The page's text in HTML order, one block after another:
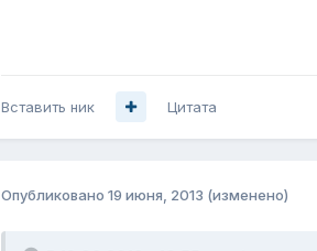
Вставить ник Цитата
Опубликовано 19 июня, 2013 (изменено)